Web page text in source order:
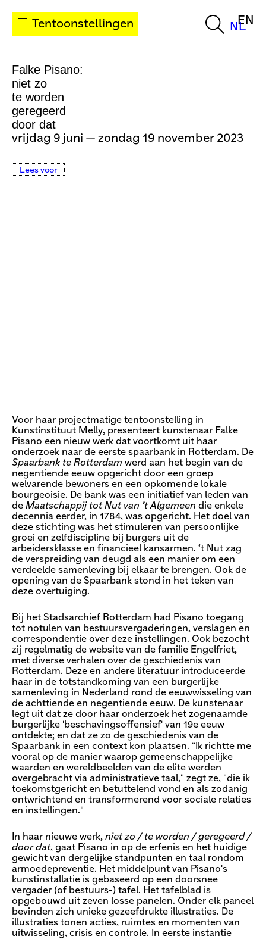
Tentoonstellingen NL
EN
Falke Pisano:
niet zo
te worden
geregeerd
door dat
vrijdag 9 juni — zondag 19 november 2023
Lees voor
Voor haar projectmatige tentoonstelling in
Kunstinstituut Melly, presenteert kunstenaar Falke
Pisano een nieuw werk dat voortkomt uit haar
onderzoek naar de eerste spaarbank in Rotterdam. De
Spaarbank te Rotterdam werd aan het begin van de
negentiende eeuw opgericht door een groep
welvarende bewoners en een opkomende lokale
bourgeoisie. De bank was een initiatief van leden van
de Maatschappij tot Nut van ’t Algemeen die enkele
decennia eerder, in 1784, was opgericht. Het doel van
deze stichting was het stimuleren van persoonlijke
groei en zelfdiscipline bij burgers uit de
arbeidersklasse en financieel kansarmen. ‘t Nut zag
de verspreiding van deugd als een manier om een
verdeelde samenleving bij elkaar te brengen. Ook de
opening van de Spaarbank stond in het teken van
deze overtuiging.
Bij het Stadsarchief Rotterdam had Pisano toegang
tot notulen van bestuursvergaderingen, verslagen en
correspondentie over deze instellingen. Ook bezocht
zij regelmatig de website van de familie Engelfriet,
met diverse verhalen over de geschiedenis van
Rotterdam. Deze en andere literatuur introduceerde
haar in de totstandkoming van een burgerlijke
samenleving in Nederland rond de eeuwwisseling van
de achttiende en negentiende eeuw. De kunstenaar
legt uit dat ze door haar onderzoek het zogenaamde
burgerlijke 'beschavingsoffensief' van 19e eeuw
ontdekte; en dat ze zo de geschiedenis van de
Spaarbank in een context kon plaatsen. "Ik richtte me
vooral op de manier waarop gemeenschappelijke
waarden en wereldbeelden van de elite werden
overgebracht via administratieve taal," zegt ze, "die ik
toekomstgericht en betuttelend vond en als zodanig
ontwrichtend en transformerend voor sociale relaties
en instellingen."
In haar nieuwe werk, niet zo / te worden / geregeerd /
door dat​, gaat Pisano in op de erfenis en het huidige
gewicht van dergelijke standpunten en taal rondom
armoedepreventie. Het middelpunt van Pisano's
kunstinstallatie is gebaseerd op een doorsnee
vergader (of bestuurs-) tafel. Het tafelblad is
opgebouwd uit zeven losse panelen. Onder elk paneel
bevinden zich unieke gezeefdrukte illustraties. De
illustraties tonen acties, ruimtes en momenten van
uitwisseling, crisis en controle. In eerste instantie